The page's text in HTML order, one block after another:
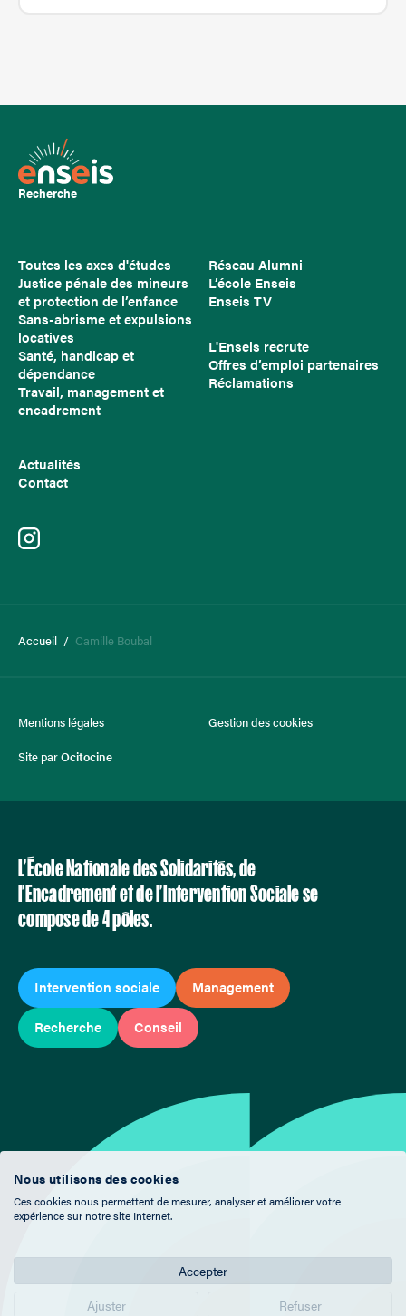
Recherche
Toutes les axes d'études
Justice pénale des mineurs
et protection de l’enfance
Sans-abrisme et expulsions
locatives
Santé, handicap et
dépendance
Travail, management et
encadrement
Réseau Alumni
L’école Enseis
Enseis TV
L'Enseis recrute
Offres d’emploi partenaires
Réclamations
Actualités
Contact
Accueil / Camille Boubal
Mentions légales
Gestion des cookies
Site parOcitocine
L’École Nationale des Solidarités, de
l’Encadrement et de l’Intervention Sociale se
compose de 4 pôles.
Intervention sociale Management
Recherche Conseil
Nous utilisons des cookies
Ces cookies nous permettent de mesurer, analyser et améliorer votre
expérience sur notre site Internet.
Accepter
Ajuster
Refuser